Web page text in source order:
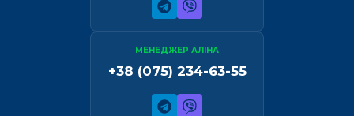
МЕНЕДЖЕР АЛІНА
+38 (075) 234-63-55